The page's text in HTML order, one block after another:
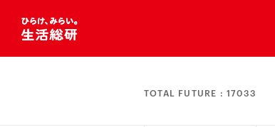
TOTAL FUTURE : 17033